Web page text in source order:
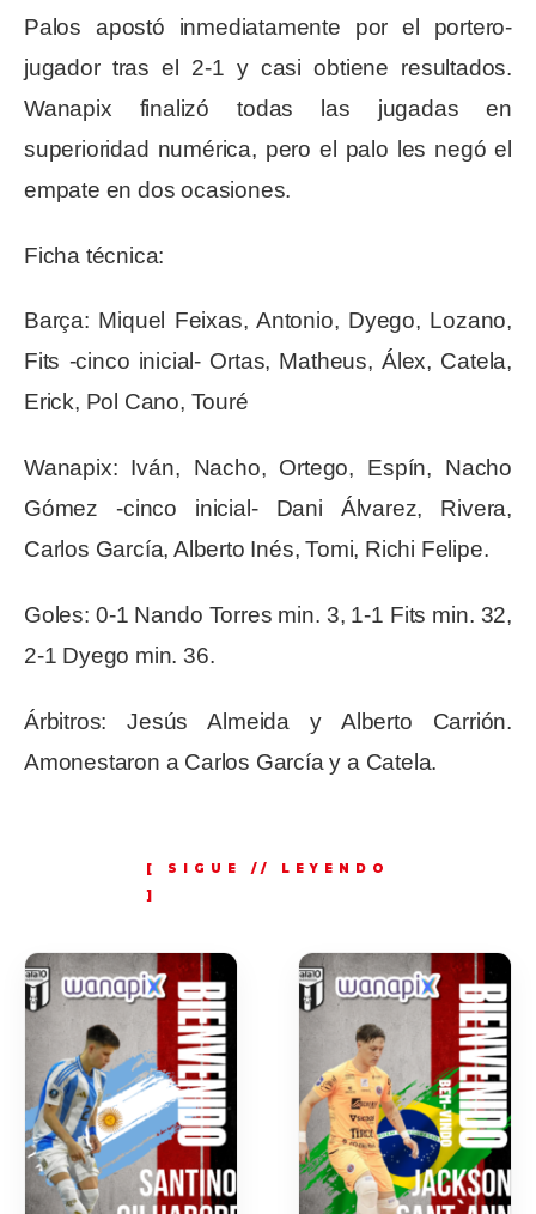
Palos apostó inmediatamente por el portero-
jugador tras el 2-1 y casi obtiene resultados.
Wanapix finalizó todas las jugadas en
superioridad numérica, pero el palo les negó el
empate en dos ocasiones.
Ficha técnica:
Barça: Miquel Feixas, Antonio, Dyego, Lozano,
Fits -cinco inicial- Ortas, Matheus, Álex, Catela,
Erick, Pol Cano, Touré
Wanapix: Iván, Nacho, Ortego, Espín, Nacho
Gómez -cinco inicial- Dani Álvarez, Rivera,
Carlos García, Alberto Inés, Tomi, Richi Felipe.
Goles: 0-1 Nando Torres min. 3, 1-1 Fits min. 32,
2-1 Dyego min. 36.
Árbitros: Jesús Almeida y Alberto Carrión.
Amonestaron a Carlos García y a Catela.